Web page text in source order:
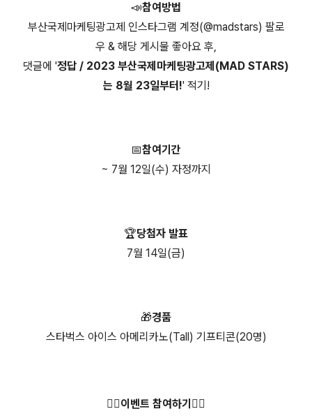
📣참여방법
부산국제마케팅광고제 인스타그램 계정(@madstars) 팔로
우 & 해당 게시물 좋아요 후,
댓글에 '정답 / 2023 부산국제마케팅광고제(MAD STARS)
는 8월 23일부터!' 적기!
📅참여기간
~ 7월 12일(수) 자정까지
🏆당첨자 발표
7월 14일(금)
🎁경품
스타벅스 아이스 아메리카노(Tall) 기프티콘(20명)
👇🏻이벤트 참여하기👇🏻